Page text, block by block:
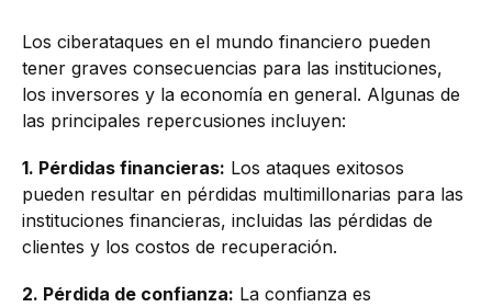
Los ciberataques en el mundo financiero pueden
tener graves consecuencias para las instituciones,
los inversores y la economía en general. Algunas de
las principales repercusiones incluyen:
1. Pérdidas financieras: Los ataques exitosos
pueden resultar en pérdidas multimillonarias para las
instituciones financieras, incluidas las pérdidas de
clientes y los costos de recuperación.
2. Pérdida de confianza: La confianza es